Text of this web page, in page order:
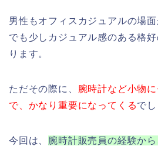
男性もオフィスカジュアルの場
でも少しカジュアル感のある格
ります。
ただその際に、 腕時計など小物
で、かなり重要になってくるでし
今回は、
腕時計販売員の経験か